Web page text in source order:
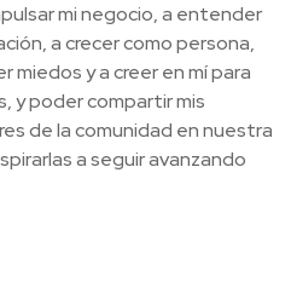
mi negocio, a entender
a crecer como persona,
miedos y a creer en mí para
y poder compartir mis
de la comunidad en nuestra
a seguir avanzando